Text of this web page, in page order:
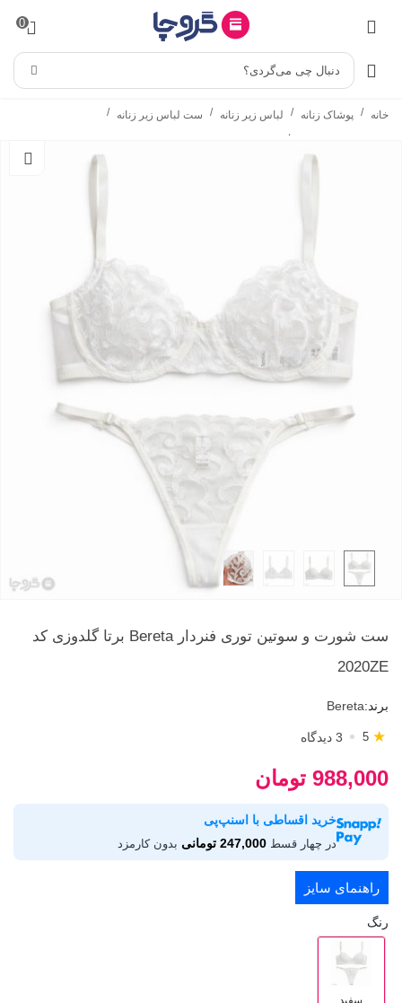
0
دنبال چی می‌گردی؟
خانه / پوشاک زنانه / لباس زیر زنانه / ست لباس زیر زنانه /
/
ست شورت و سوتین توری فنردار Bereta برتا گلدوزی کد
2020ZE
برند:Bereta
5 ★ 3 دیدگاه
988,000 تومان
خرید اقساطی با اسنپ‌پی
در چهار قسط 247,000 تومانی بدون کارمزد
راهنمای سایز
رنگ
سفید